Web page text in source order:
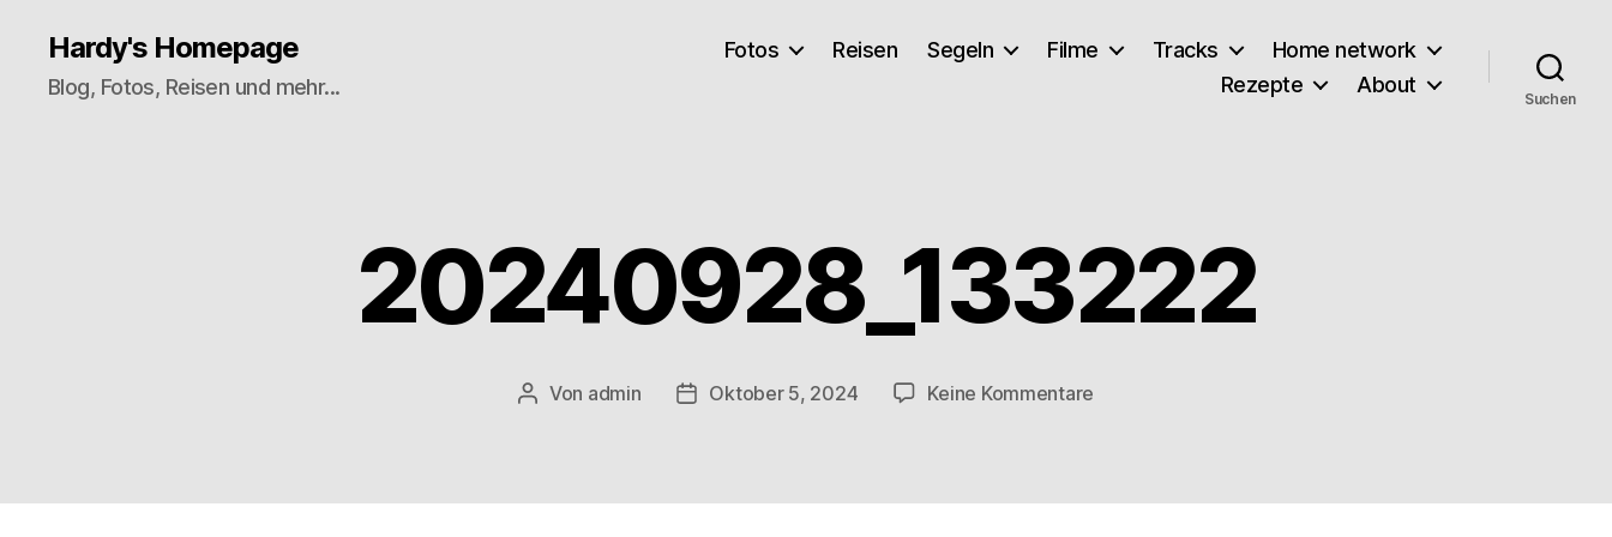
Hardy's Homepage
Blog, Fotos, Reisen und mehr...
Fotos Reisen Segeln Filme Tracks
Home network
Rezepte
About
Suchen
20240928_133222
Beitragsautor
Von admin Veröffentlichungsdatum
Oktober 5, 2024 Keine Kommentare